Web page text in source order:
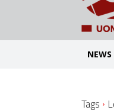
NEWS
Tags